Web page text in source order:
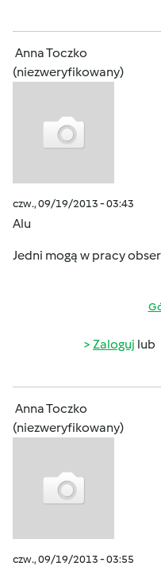
Anna Toczko
(niezweryfikowany)
czw., 09/19/2013 - 03:43
Alu
Jedni mogą w pracy
Zaloguj lub
Anna Toczko
(niezweryfikowany)
czw., 09/19/2013 - 03:55